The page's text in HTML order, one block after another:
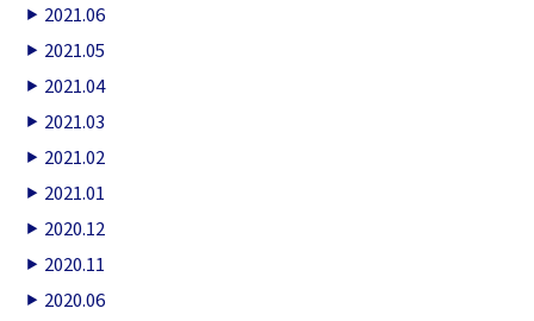
2021.06
2021.05
2021.04
2021.03
2021.02
2021.01
2020.12
2020.11
2020.06